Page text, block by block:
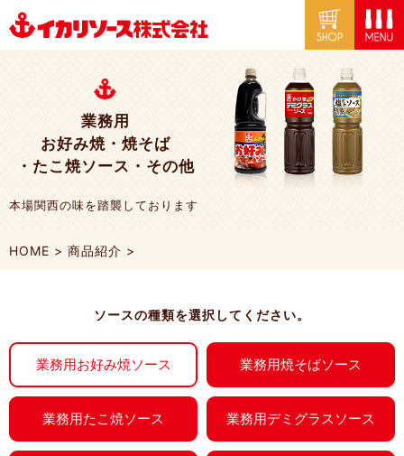
業務用
お好み焼・焼そば
・たこ焼ソース・その他
本場関西の味を踏襲しております
HOME > 商品紹介 >
ソースの種類を選択してください。
業務用お好み焼ソース 業務用焼そばソース
業務用たこ焼ソース 業務用デミグラスソース